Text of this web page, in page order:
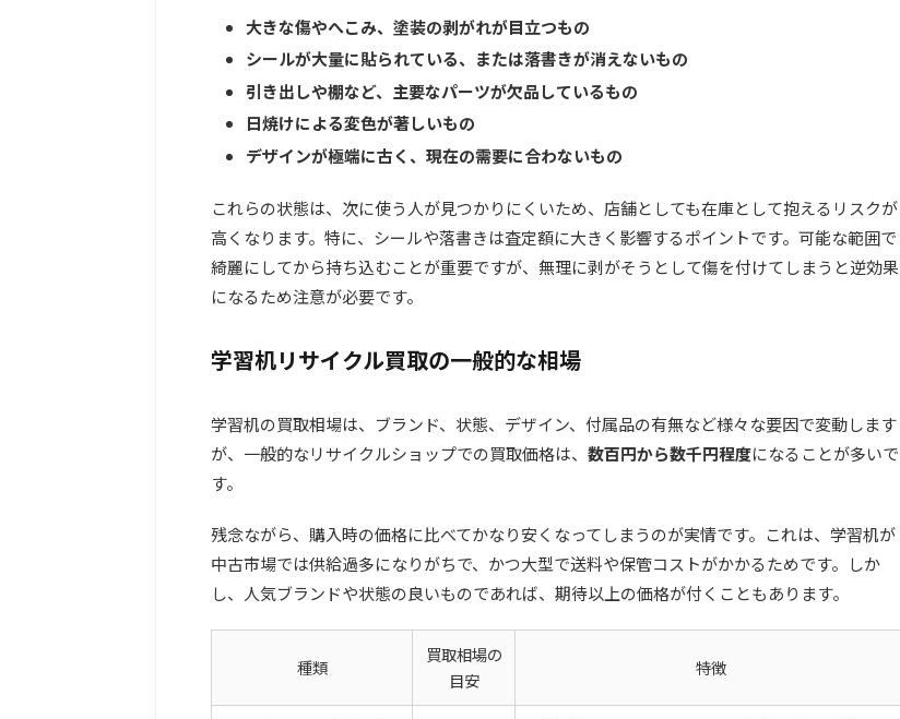
大きな傷やへこみ、塗装の剥がれが目立つもの
シールが大量に貼られている、または落書きが消えないもの
引き出しや棚など、主要なパーツが欠品しているもの
日焼けによる変色が著しいもの
デザインが極端に古く、現在の需要に合わないもの
これらの状態は、次に使う人が見つかりにくいため、店舗としても在庫として抱えるリスクが
高くなります。特に、 シールや落書きは査定額に大きく影響するポイントです。可能な範囲で
綺麗にしてから持ち込むことが重要ですが、無理に剥がそうとして傷を付けてしまうと逆効果
になるため注意が必要です。
学習机リサイクル買取の一般的な相場
学習机の買取相場は、ブランド、状態、デザイン、付属品の有無など様々な要因で変動します
が、一般的なリサイクルショップでの買取価格は、 数百円から数千円程度になることが多いで
す。
残念ながら、購入時の価格に比べてかなり安くなってしまうのが実情です。これは、学習机が
中古市場では供給過多になりがちで、かつ大型で送料や保管コストがかかるためです。しか
し、人気ブランドや状態の良いものであれば、期待以上の価格が付くこともあります。
種類
買取相場の
目安
特徴